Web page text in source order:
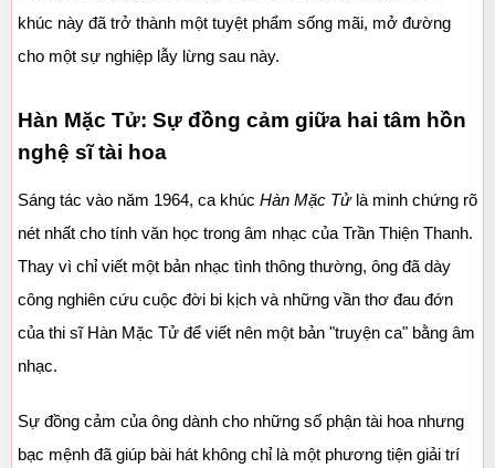
khúc này đã trở thành một tuyệt phẩm sống mãi, mở đường
cho một sự nghiệp lẫy lừng sau này.
Hàn Mặc Tử: Sự đồng cảm giữa hai tâm hồn
nghệ sĩ tài hoa
Sáng tác vào năm 1964, ca khúc Hàn Mặc Tử là minh chứng rõ
nét nhất cho tính văn học trong âm nhạc của Trần Thiện Thanh.
Thay vì chỉ viết một bản nhạc tình thông thường, ông đã dày
công nghiên cứu cuộc đời bi kịch và những vần thơ đau đớn
của thi sĩ Hàn Mặc Tử để viết nên một bản "truyện ca" bằng âm
nhạc.
Sự đồng cảm của ông dành cho những số phận tài hoa nhưng
bạc mệnh đã giúp bài hát không chỉ là một phương tiện giải trí